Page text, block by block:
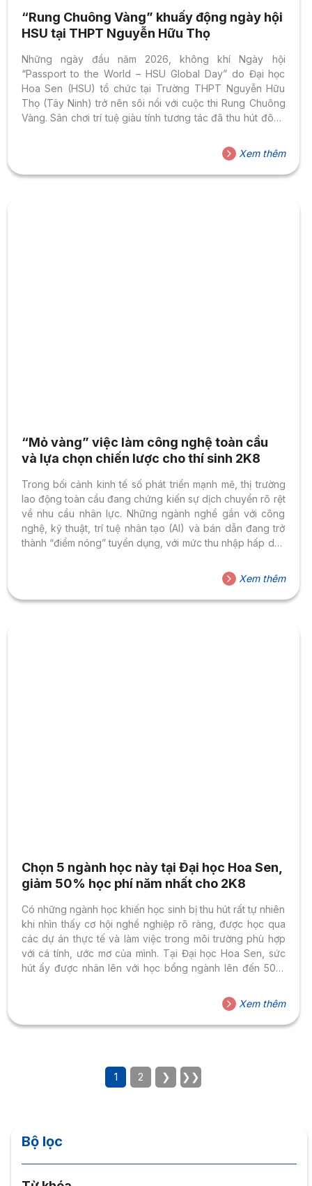
“Rung Chuông Vàng” khuấy động ngày hội
HSU tại THPT Nguyễn Hữu Thọ
Những ngày đầu năm 2026, không khí Ngày hội
“Passport to the World – HSU Global Day” do Đại học
Hoa Sen (HSU) tổ chức tại Trường THPT Nguyễn Hữu
Thọ (Tây Ninh) trở nên sôi nổi với cuộc thi Rung Chuông
Vàng. Sân chơi trí tuệ giàu tính tương tác đã thu hút đông
sự hứng khởi cho chương trình. “Passport to the World –
HSU Global Day” là Ngày hội trải nghiệm do HSU phối hợp
tổ chức cùng Trường THPT Nguyễn Hữu Thọ, với...
Xem thêm
“Mỏ vàng” việc làm công nghệ toàn cầu
và lựa chọn chiến lược cho thí sinh 2K8
Trong bối cảnh kinh tế số phát triển mạnh mẽ, thị trường
lao động toàn cầu đang chứng kiến sự dịch chuyển rõ rệt
về nhu cầu nhân lực. Những ngành nghề gắn với công
nghệ, kỹ thuật, trí tuệ nhân tạo (AI) và bán dẫn đang trở
thành “điểm nóng” tuyển dụng, với mức thu nhập hấp dẫn
quốc tế, các trung tâm công nghệ lớn tại châu Á như Đài
Loan đang thiếu hụt hàng chục nghìn kỹ sư công nghệ,
đặc biệt trong các lĩnh vực...
Xem thêm
Chọn 5 ngành học này tại Đại học Hoa Sen,
giảm 50% học phí năm nhất cho 2K8
Có những ngành học khiến học sinh bị thu hút rất tự nhiên
khi nhìn thấy cơ hội nghề nghiệp rõ ràng, được học qua
các dự án thực tế và làm việc trong môi trường phù hợp
với cá tính, ước mơ của mình. Tại Đại học Hoa Sen, sức
hút ấy được nhân lên với học bổng ngành lên đến 50%
vững vàng để học sinh bắt đầu hành trình đại học theo
tiêu chuẩn quốc tế. Học bổng ngành HSU 2026 – 5 ngành
học...
Xem thêm
1 2 ❯ ❯❯
Bộ lọc